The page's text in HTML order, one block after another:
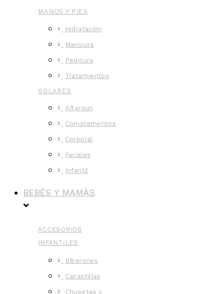
MANOS Y PIES
Hidratación
Manicura
Pedicura
Tratamientos
SOLARES
Aftersun
Complementos
Corporal
Faciales
Infantil
BEBÉS Y MAMÁS
ACCESORIOS
INFANTILES
Biberones
Canastillas
Chupetes y